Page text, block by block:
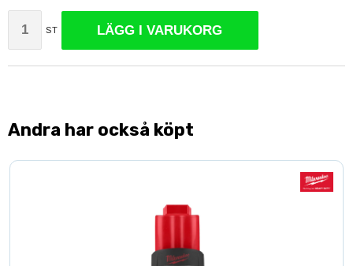
ST LÄGG I VARUKORG
Andra har också köpt